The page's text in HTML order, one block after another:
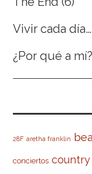
Vivir cada día…
¿Por qué a mí?
28F aretha franklin
conciertos country